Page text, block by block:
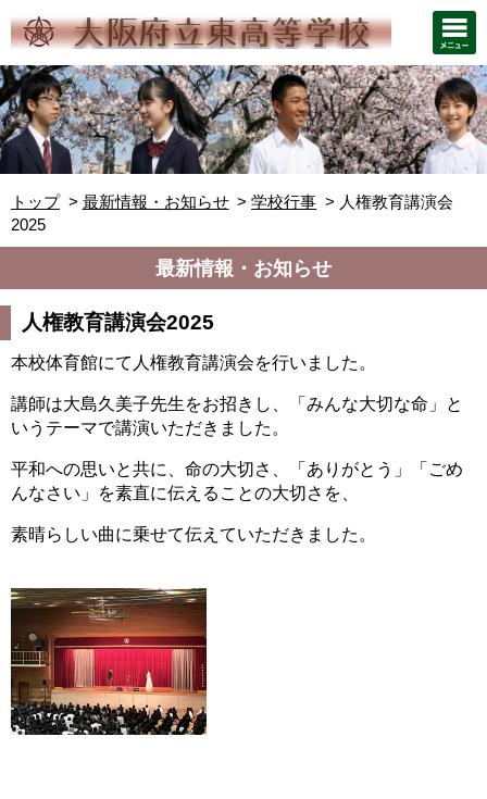
トップ 最新情報・お知らせ 学校行事
人権教育講演会
2025
最新情報・お知らせ
人権教育講演会2025
本校体育館にて人権教育講演会を行いました。
講師は大島久美子先生をお招きし、
「みんな大切な命」と
いうテーマで講演いただきました。
平和への思いと共に、命の大切さ、「ありがとう」「ごめ
んなさい」を素直に伝えることの大切さを、
素晴らしい曲に乗せて伝えていただきました。